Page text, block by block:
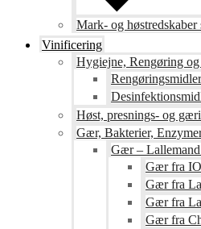
Mark- og
Vinificering
Hygiejne, Rengøring
Rengøringsmidler
Høst, presnings- og
Gær, Bakterier,
Gær –
Gær fra
Gær fra
Gær fra
Gær fra